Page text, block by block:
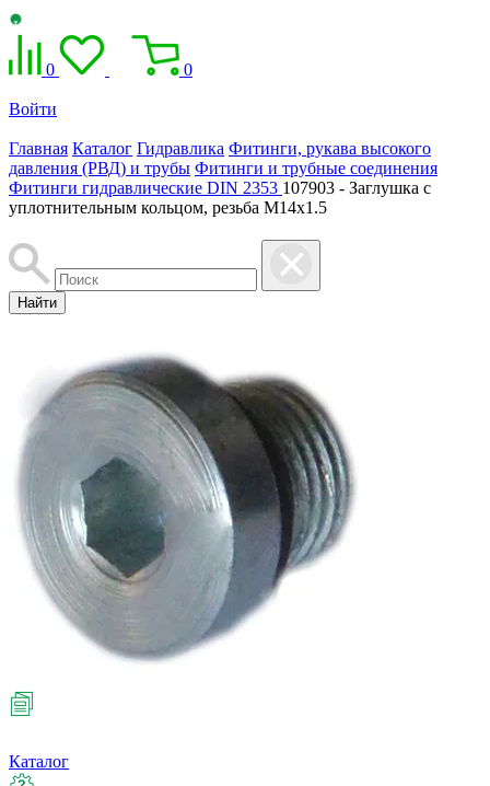
0 0
Войти
Главная Каталог Гидравлика Фитинги, рукава высокого
давления (РВД) и трубы Фитинги и трубные соединения
Фитинги гидравлические DIN 2353 107903 - Заглушка с
уплотнительным кольцом, резьба M14x1.5
Найти
Каталог